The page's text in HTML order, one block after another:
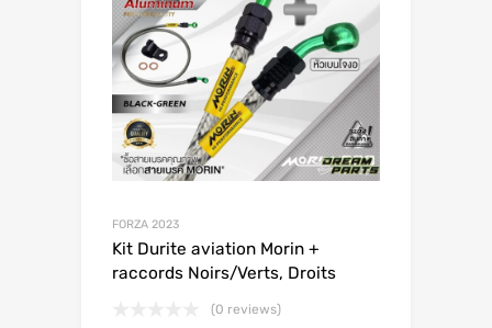
FORZA 2023
Kit Durite aviation Morin +
raccords Noirs/Verts, Droits
(0 reviews)